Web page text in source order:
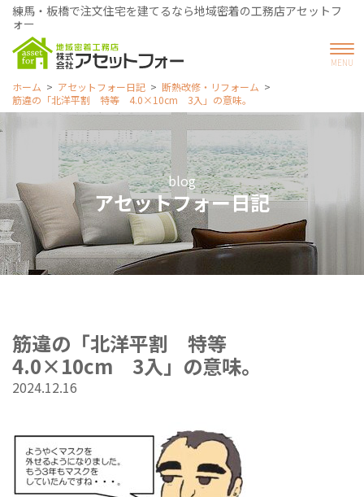
練馬・板橋で注文住宅を建てるなら地域密着の工務店アセットフ
ォー
ホーム アセットフォー日記
断熱改修・リフォーム
筋違の「北洋平割 特等 4.0×10cm 3入」の意味。
blog
アセットフォー日記
筋違の「北洋平割 特等
4.0×10cm 3入」の意味。
2024.12.16